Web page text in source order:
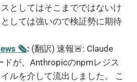
としてはそこまでではないけ
しては強いので検証勢に期待
🗞: (翻訳) 速報🚨: Claude
ドが、Anthropicのnpmレジス
ルを介して流出しました。 こ